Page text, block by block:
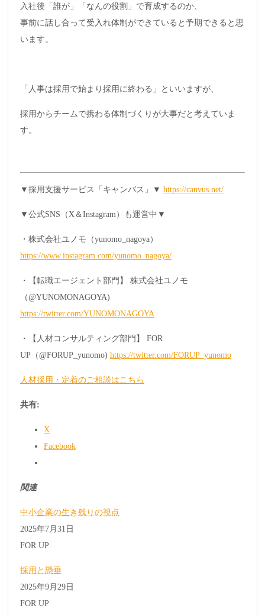
入社後「誰が」「なんの役割」で育成するのか、
事前に話し合って受入れ体制ができていると予期できると思
います。
「人事は採用で始まり採用に終わる」といいますが、
採用からチームで携わる体制づくりが大事だと考えていま
す。
▼採用支援サービス「キャンバス」▼ https://canvus.net/
▼公式SNS（X＆Instagram）も運営中▼
・株式会社ユノモ（yunomo_nagoya）
https://www.instagram.com/yunomo_nagoya/
・【転職エージェント部門】 株式会社ユノモ
（@YUNOMONAGOYA)
https://twitter.com/YUNOMONAGOYA
・【人材コンサルティング部門】 FOR
UP（@FORUP_yunomo) https://twitter.com/FORUP_yunomo
人材採用・定着のご相談はこちら
共有:
X
Facebook
関連
中小企業の生き残りの視点
2025年7月31日
FOR UP
採用と懸垂
2025年9月29日
FOR UP